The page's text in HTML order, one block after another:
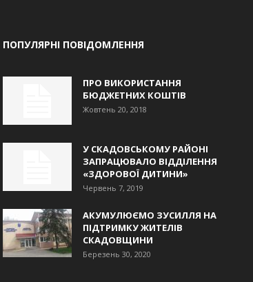
ПОПУЛЯРНІ ПОВІДОМЛЕННЯ
ПРО ВИКОРИСТАННЯ
БЮДЖЕТНИХ КОШТІВ
Жовтень 20, 2018
У СКАДОВСЬКОМУ РАЙОНІ
ЗАПРАЦЮВАЛО ВІДДІЛЕННЯ
«ЗДОРОВОЇ ДИТИНИ»
Червень 7, 2019
АКУМУЛЮЄМО ЗУСИЛЛЯ НА
ПІДТРИМКУ ЖИТЕЛІВ
СКАДОВЩИНИ
Березень 30, 2020